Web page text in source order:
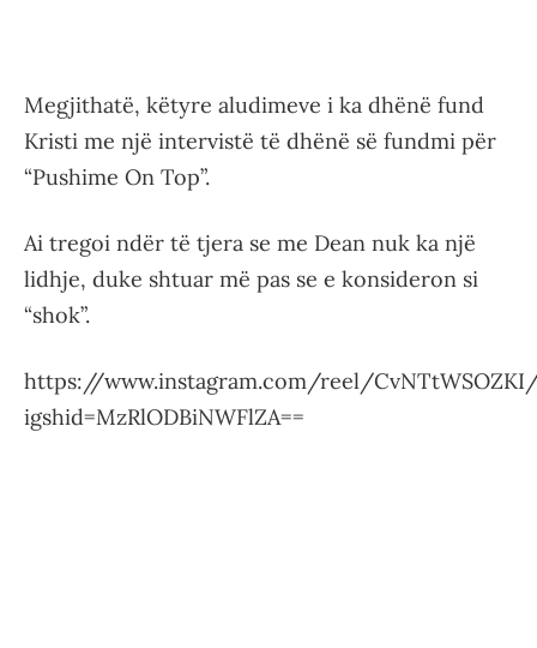
Megjithatë, këtyre aludimeve i ka dhënë fund
Kristi me një intervistë të dhënë së fundmi për
“Pushime On Top”.
Ai tregoi ndër të tjera se me Dean nuk ka një
lidhje, duke shtuar më pas se e konsideron si
“shok”.
https://www.instagram.com/reel/
igshid=MzRlODBiNWFlZA==